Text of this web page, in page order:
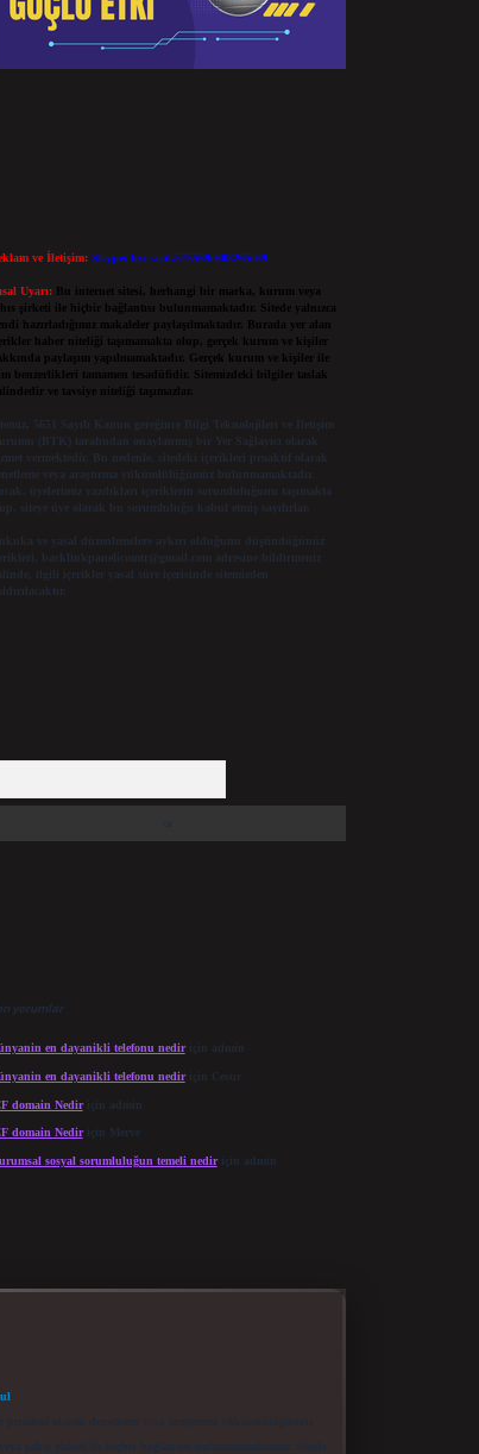
ve İletişim: Skype: live:.cid.575569c608265c69
Uyarı:
Bu internet sitesi, herhangi bir marka, kurum veya
şirketi ile hiçbir bağlantısı bulunmamaktadır. Sitede yalnızca
hazırladığımız makaleler paylaşılmaktadır. Burada yer alan
haber niteliği taşımamakta olup, gerçek kurum ve kişiler
paylaşım yapılmamaktadır. Gerçek kurum ve kişiler ile
benzerlikleri tamamen tesadüfidir. Sitemizdeki bilgiler taslak
ve tavsiye niteliği taşımazlar.
5651 Sayılı Kanun gereğince Bilgi Teknolojileri ve İletişim
(BTK) tarafından onaylanmış bir Yer Sağlayıcı olarak
vermektedir. Bu nedenle, sitedeki içerikleri proaktif olarak
veya araştırma yükümlülüğümüz bulunmamaktadır.
üyelerimiz yazdıkları içeriklerin sorumluluğunu taşımakta
siteye üye olarak bu sorumluluğu kabul etmiş sayılırlar.
ve yasal düzenlemelere aykırı olduğunu düşündüğünüz
backlinkpanelicomtr@gmail.comadresine bildirmeniz
ilgili içerikler yasal süre içerisinde sitemizden
yorumlar
en dayanikli telefonu nediriçin admin
en dayanikli telefonu nediriçin Cesur
domain Nediriçin admin
domain Nediriçin Merve
sosyal sorumluluğun temeli nediriçin admin